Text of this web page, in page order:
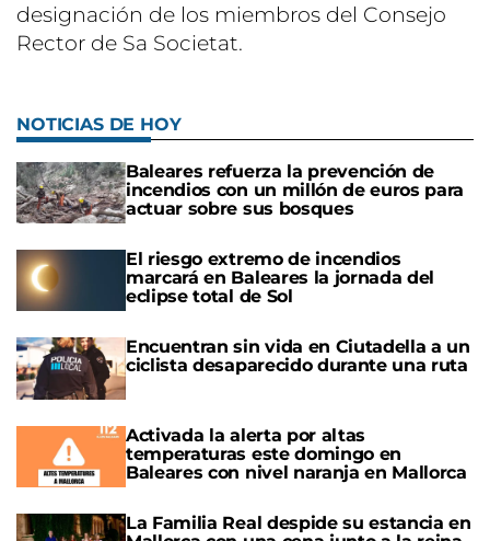
designación de los miembros del Consejo
Rector de Sa Societat.
NOTICIAS DE HOY
Baleares refuerza la prevención de
incendios con un millón de euros para
actuar sobre sus bosques
El riesgo extremo de incendios
marcará en Baleares la jornada del
eclipse total de Sol
Encuentran sin vida en Ciutadella a un
ciclista desaparecido durante una ruta
Activada la alerta por altas
temperaturas este domingo en
Baleares con nivel naranja en Mallorca
La Familia Real despide su estancia en